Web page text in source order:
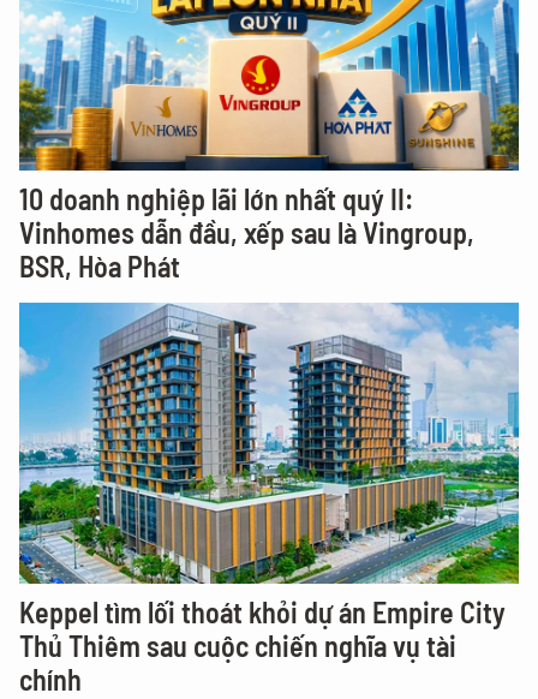
10 doanh nghiệp lãi lớn nhất quý II:
Vinhomes dẫn đầu, xếp sau là Vingroup,
BSR, Hòa Phát
Keppel tìm lối thoát khỏi dự án Empire City
Thủ Thiêm sau cuộc chiến nghĩa vụ tài
chính